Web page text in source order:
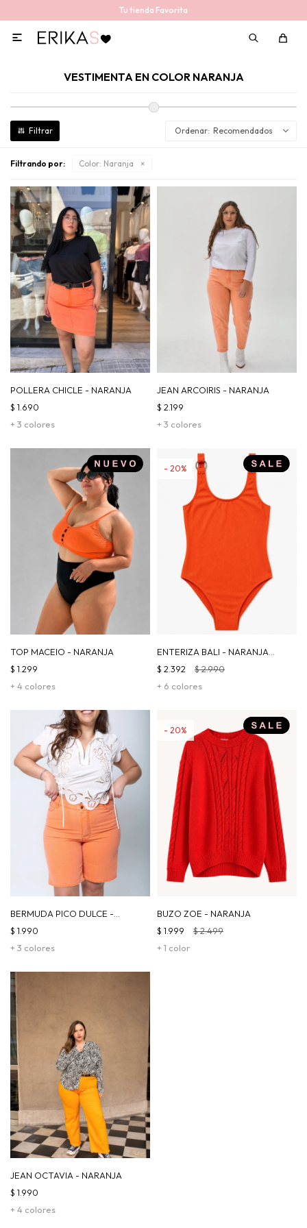
Tu tienda Favorita

VESTIMENTA EN COLOR NARANJA
Recomendados
Filtrando por: Color: Naranja
POLLERA CHICLE - NARANJA
+ 3 colores
$ 1.690
JEAN ARCOIRIS - NARANJA
+ 3 colores
$ 2.199
TOP MACEIO - NARANJA
+ 4 colores
$ 1.299
ENTERIZA BALI - NARANJA
MORLEY
+ 6 colores
$ 2.392 $2.990
20
BERMUDA PICO DULCE -
NARANJA
+ 3 colores
$ 1.990
BUZO ZOE - NARANJA
+ 1 color
$ 1.999 $2.499
20
JEAN OCTAVIA - NARANJA
+ 4 colores
$ 1.990